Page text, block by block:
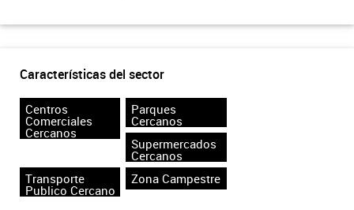
Características del sector
Centros
Comerciales
Cercanos
Parques
Cercanos
Supermercados
Cercanos
Transporte
Publico Cercano
Zona Campestre